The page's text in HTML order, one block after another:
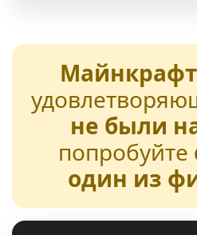
не были
попробуйте
один из